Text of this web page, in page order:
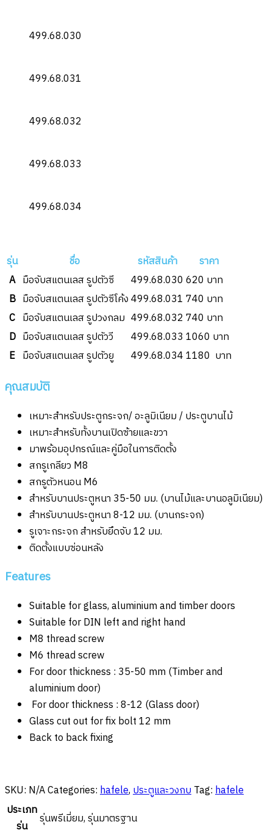
499.68.030
499.68.031
499.68.032
499.68.033
499.68.034
รุ่น ชื่อ รหัสสินค้า
ราคา
A มือจับสแตนเลส รูปตัวซี 499.68.030 620 บาท
B มือจับสแตนเลส รูปตัวซีโค้ง499.68.031 740 บาท
C มือจับสแตนเลส รูปวงกลม 499.68.032740 บาท
D มือจับสแตนเลส รูปตัววี 499.68.033 1060 บาท
E มือจับสแตนเลส รูปตัวยู 499.68.0341180 บาท
คุณสมบัติ
เหมาะสำหรับประตูกระจก/ อะลูมิเนียม / ประตูบานไม้
เหมาะสำหรับทั้งบานเปิดซ้ายและขวา
มาพร้อมอุปกรณ์และคู่มือในการติดตั้ง
สกรูเกลียว M8
สกรูตัวหนอน M6
สำหรับบานประตูหนา 35-50 มม. (บานไม้และบานอลูมิเนียม)
สำหรับบานประตูหนา 8-12 มม. (บานกระจก)
รูเจาะกระจก สำหรับยึดจับ 12 มม.
ติดตั้งแบบซ่อนหลัง
Features
Suitable for glass, aluminium and timber doors
Suitable for DIN left and right hand
M8 thread screw
M6 thread screw
For door thickness : 35-50 mm (Timber and
aluminium door)
For door thickness : 8-12 (Glass door)
Glass cut out for fix bolt 12 mm
Back to back fixing
SKU: N/ACategories:hafele,ประตูและวงกบTag:hafele
ประเภท
รุ่นพรีเมี่ยม, รุ่นมาตรฐาน